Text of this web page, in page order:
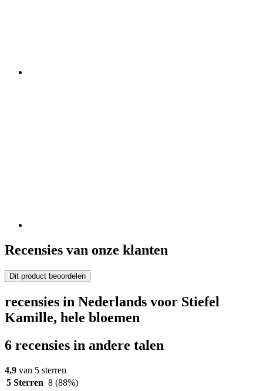
Recensies van onze klanten
Dit product beoordelen
recensies in Nederlands voor Stiefel
Kamille, hele bloemen
6 recensies in andere talen
4,9 van 5 sterren
5 Sterren 8 (88%)